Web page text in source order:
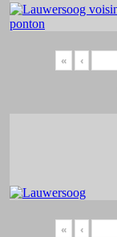
« ‹
« ‹